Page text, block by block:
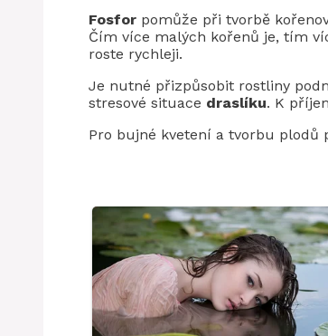
Fosfor pomůže při tvorbě
Čím více malých kořenů je, tím
roste rychleji.
Je nutné přizpůsobit rostliny
stresové situace draslíku. K
Pro bujné kvetení a tvorbu plodů